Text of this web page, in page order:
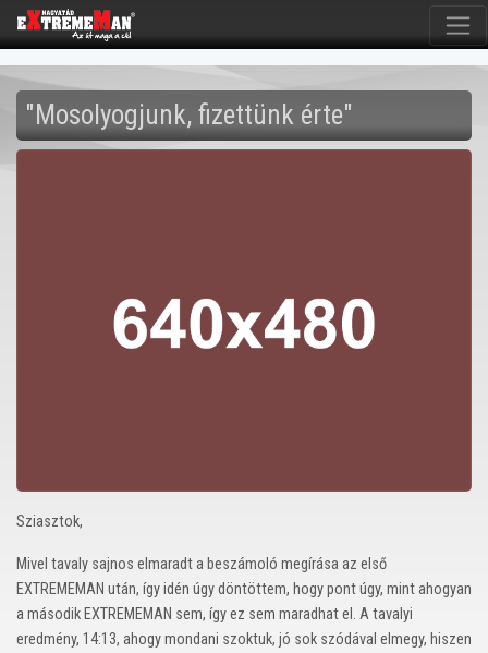
"Mosolyogjunk, fizettünk érte"
Sziasztok,
Mivel tavaly sajnos elmaradt a beszámoló megírása az első
EXTREMEMAN után, így idén úgy döntöttem, hogy pont úgy, mint ahogyan
a második EXTREMEMAN sem, így ez sem maradhat el. A tavalyi
eredmény, 14:13, ahogy mondani szoktuk, jó sok szódával elmegy, hiszen